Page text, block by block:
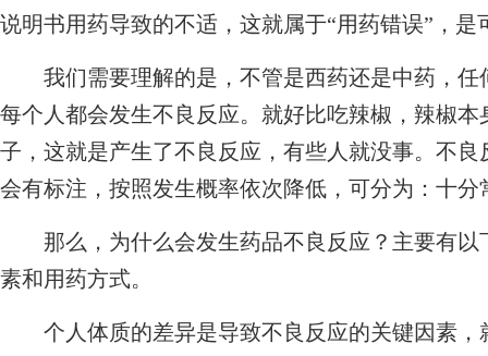
说明书用药导致的不适，这就属于“用药错误”，是
我们需要理解的是，不管是西药还是中药，任
每个人都会发生不良反应。就好比吃辣椒，辣椒
子，这就是产生了不良反应，有些人就没事。不
会有标注，按照发生概率依次降低，可分为：十
那么，为什么会发生药品不良反应？主要有以
素和用药方式。
个人体质的差异是导致不良反应的关键因素，